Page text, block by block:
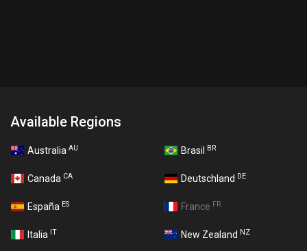
Available Regions
Australia AU Brasil BR
Canada CA Deutschland DE
España ES France FR
Italia IT New Zealand NZ